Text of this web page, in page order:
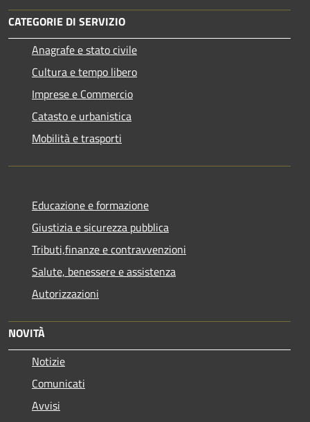
CATEGORIE DI SERVIZIO
Anagrafe e stato civile
Cultura e tempo libero
Imprese e Commercio
Catasto e urbanistica
Mobilità e trasporti
Educazione e formazione
Giustizia e sicurezza pubblica
Tributi,finanze e contravvenzioni
Salute, benessere e assistenza
Autorizzazioni
NOVITÀ
Notizie
Comunicati
Avvisi